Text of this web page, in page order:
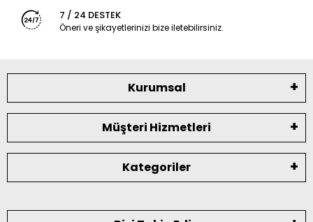
7 / 24 DESTEK
Öneri ve şikayetlerinizi bize iletebilirsiniz.
Kurumsal
Müşteri Hizmetleri
Kategoriler